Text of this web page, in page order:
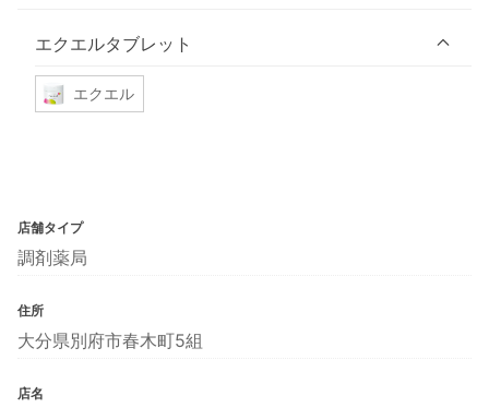
エクエルタブレット
エクエル
店舗タイプ
調剤薬局
住所
大分県別府市春木町5組
店名